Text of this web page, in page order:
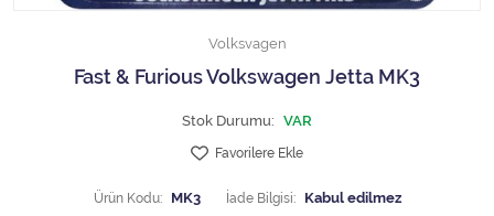
1/18 SOLIDO
Volksvagen
Fast & Furious Volkswagen Jetta MK3
Stok Durumu: VAR
Favorilere Ekle
Ürün Kodu: MK3 İade Bilgisi: